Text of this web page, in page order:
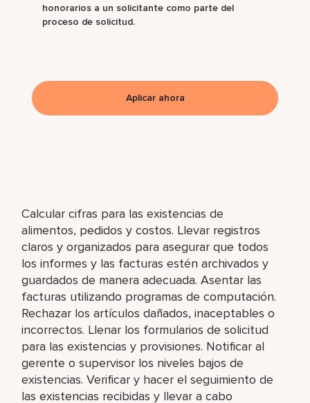
Calcular cifras para las existencias de
alimentos, pedidos y costos. Llevar registros
claros y organizados para asegurar que todos
los informes y las facturas estén archivados y
guardados de manera adecuada. Asentar las
facturas utilizando programas de computación.
Rechazar los artículos dañados, inaceptables o
incorrectos. Llenar los formularios de solicitud
para las existencias y provisiones. Notificar al
gerente o supervisor los niveles bajos de
existencias. Verificar y hacer el seguimiento de
las existencias recibidas y llevar a cabo
honorarios a un solicitante como parte del
proceso de solicitud.
Aplicar ahora